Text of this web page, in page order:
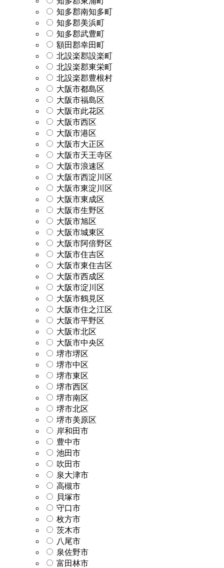
知多郡南知多町
知多郡美浜町
知多郡武豊町
額田郡幸田町
北設楽郡設楽町
北設楽郡東栄町
北設楽郡豊根村
大阪市都島区
大阪市福島区
大阪市此花区
大阪市西区
大阪市港区
大阪市大正区
大阪市天王寺区
大阪市浪速区
大阪市西淀川区
大阪市東淀川区
大阪市東成区
大阪市生野区
大阪市旭区
大阪市城東区
大阪市阿倍野区
大阪市住吉区
大阪市東住吉区
大阪市西成区
大阪市淀川区
大阪市鶴見区
大阪市住之江区
大阪市平野区
大阪市北区
大阪市中央区
堺市堺区
堺市中区
堺市東区
堺市西区
堺市南区
堺市北区
堺市美原区
岸和田市
豊中市
池田市
吹田市
泉大津市
高槻市
貝塚市
守口市
枚方市
茨木市
八尾市
泉佐野市
富田林市